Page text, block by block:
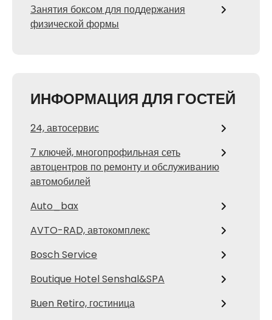
Занятия боксом для поддержания
физической формы
ИНФОРМАЦИЯ ДЛЯ ГОСТЕЙ
24, автосервис
7 ключей, многопрофильная сеть
автоцентров по ремонту и обслуживанию
автомобилей
Auto_bax
AVTO-RAD, автокомплекс
Bosch Service
Boutique Hotel Senshal&SPA
Buen Retiro, гостиница